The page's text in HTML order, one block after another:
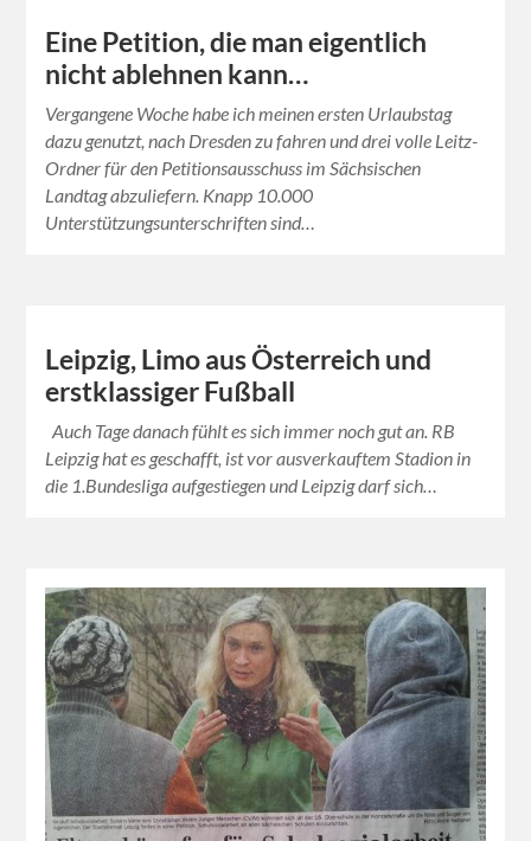
Eine Petition, die man eigentlich
nicht ablehnen kann…
Vergangene Woche habe ich meinen ersten Urlaubstag
dazu genutzt, nach Dresden zu fahren und drei volle Leitz-
Ordner für den Petitionsausschuss im Sächsischen
Landtag abzuliefern. Knapp 10.000
Unterstützungsunterschriften sind…
Leipzig, Limo aus Österreich und
erstklassiger Fußball
Auch Tage danach fühlt es sich immer noch gut an. RB
Leipzig hat es geschafft, ist vor ausverkauftem Stadion in
die 1.Bundesliga aufgestiegen und Leipzig darf sich…